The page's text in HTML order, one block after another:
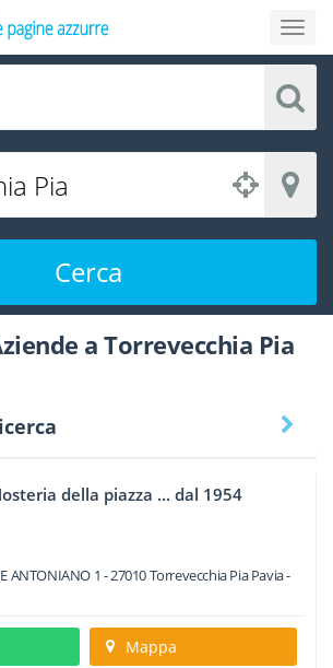
Cerca
a Torrevecchia Pia
della piazza ... dal 1954
ANTONIANO 1 -27010Torrevecchia PiaPavia -
Mappa